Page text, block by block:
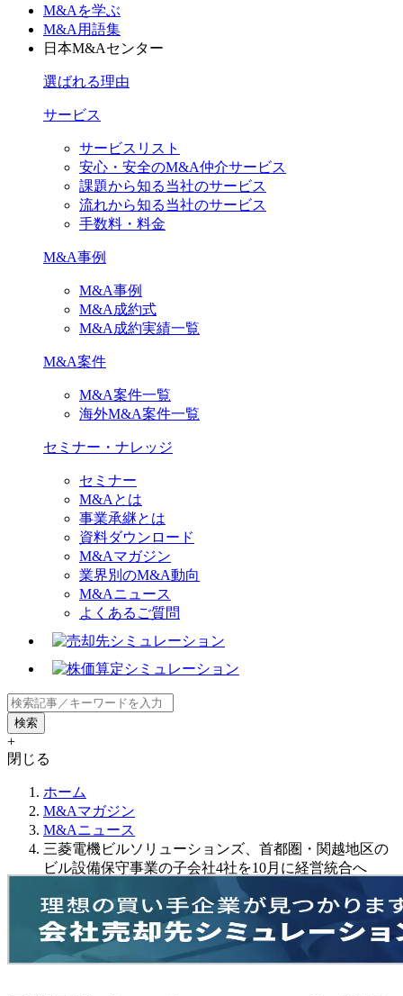
M&Aを学ぶ
M&A用語集
日本M&Aセンター
選ばれる理由
サービス
サービスリスト
安心・安全のM&A仲介サービス
課題から知る当社のサービス
流れから知る当社のサービス
手数料・料金
M&A事例
M&A事例
M&A成約式
M&A成約実績一覧
M&A案件
M&A案件一覧
海外M&A案件一覧
セミナー・ナレッジ
セミナー
M&Aとは
事業承継とは
資料ダウンロード
M&Aマガジン
業界別のM&A動向
M&Aニュース
よくあるご質問
+
閉じる
ホーム
M&Aマガジン
M&Aニュース
三菱電機ビルソリューションズ、首都圏・関越地区の
ビル設備保守事業の子会社4社を10月に経営統合へ